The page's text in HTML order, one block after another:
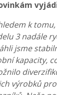
k
3 nadále
jsme
kapacity,
výrobků